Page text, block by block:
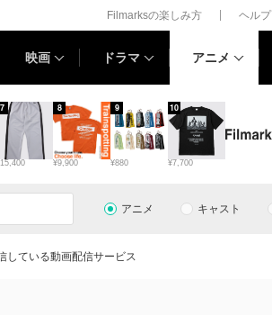
Filmarksの楽しみ方 ヘルプ
映画 ドラマ アニメ
7
¥9,900
8
¥880
9
¥7,700
10
アニメ キャスト
している動画配信サービス